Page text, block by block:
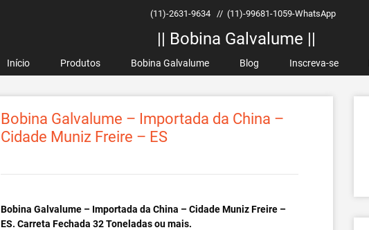
(11)-2631-9634 // (11)-99681-1059-WhatsApp
|| Bobina Galvalume ||
Início Produtos Bobina Galvalume Blog Inscreva-se
Bobina Galvalume – Importada da China –
Cidade Muniz Freire – ES
Bobina Galvalume – Importada da China – Cidade Muniz Freire –
ES. Carreta Fechada 32 Toneladas ou mais.